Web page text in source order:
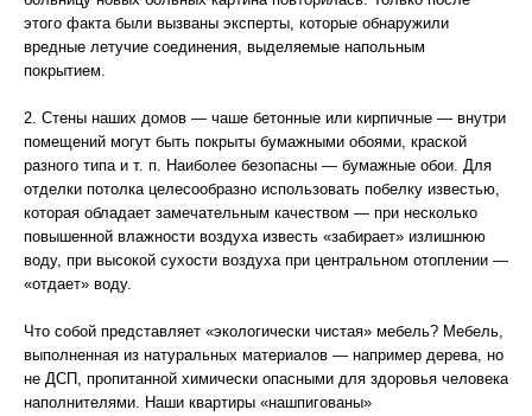
этого факта были вызваны эксперты, которые обнаружили
вредные летучие соединения, выделяемые напольным
покрытием.
2. Стены наших домов — чаше бетонные или кирпичные — внутри
помещений могут быть покрыты бумажными обоями, краской
разного типа и т. п. Наиболее безопасны — бумажные обои. Для
отделки потолка целесообразно использовать побелку известью,
которая обладает замечательным качеством — при несколько
повышенной влажности воздуха известь «забирает» излишнюю
воду, при высокой сухости воздуха при центральном отоплении —
«отдает» воду.
Что собой представляет «экологически чистая» мебель? Мебель,
выполненная из натуральных материалов — например дерева, но
не ДСП, пропитанной химически опасными для здоровья человека
наполнителями. Наши квартиры «нашпигованы»